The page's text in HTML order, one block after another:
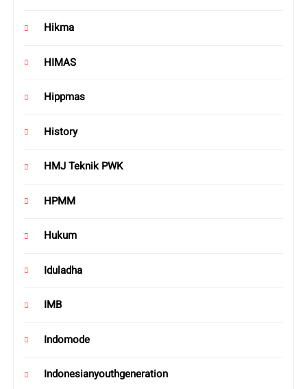
Hikma
HIMAS
Hippmas
History
HMJ Teknik PWK
HPMM
Hukum
Iduladha
IMB
Indomode
Indonesianyouthgeneration